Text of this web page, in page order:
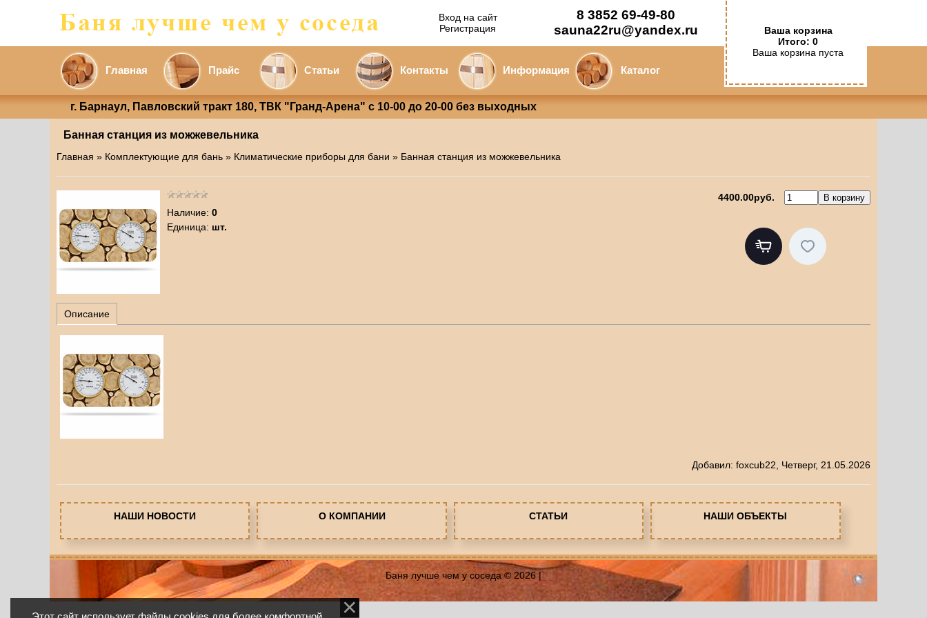
Вход на сайт
Регистрация
8 3852 69-49-80
sauna22ru@yandex.ru
Главная Прайс Статьи Контакты Информация Каталог
Ваша корзина
Итого: 0
Ваша корзина пуста
г. Барнаул, Павловский тракт 180, ТВК "Гранд-Арена" с 10-00 до 20-00 без выходных
Банная станция из можжевельника
Главная » Комплектующие для бань » Климатические приборы для бани » Банная станция из можжевельника
4400.00руб.
Наличие: 0
Единица: шт.
Описание
Добавил: foxcub22 , Четверг, 21.05.2026
НАШИ НОВОСТИ О КОМПАНИИ СТАТЬИ НАШИ ОБЪЕКТЫ
Баня лучше чем у соседа © 2026 |